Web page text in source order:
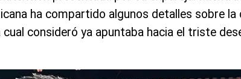
ha compartido algunos detalles sobre la
consideró ya apuntaba hacia el triste